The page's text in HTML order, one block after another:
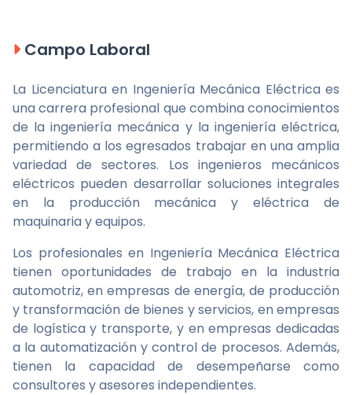
Campo Laboral
La Licenciatura en Ingeniería Mecánica Eléctrica es
una carrera profesional que combina conocimientos
de la ingeniería mecánica y la ingeniería eléctrica,
permitiendo a los egresados trabajar en una amplia
variedad de sectores. Los ingenieros mecánicos
eléctricos pueden desarrollar soluciones integrales
en la producción mecánica y eléctrica de
maquinaria y equipos.
Los profesionales en Ingeniería Mecánica Eléctrica
tienen oportunidades de trabajo en la industria
automotriz, en empresas de energía, de producción
y transformación de bienes y servicios, en empresas
de logística y transporte, y en empresas dedicadas
a la automatización y control de procesos. Además,
tienen la capacidad de desempeñarse como
consultores y asesores independientes.